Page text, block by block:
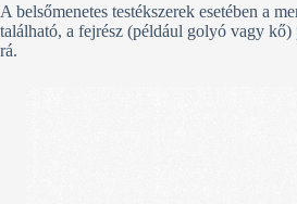
A belsőmenetes testékszerek esetében a
található, a fejrész (például golyó vagy
rá.